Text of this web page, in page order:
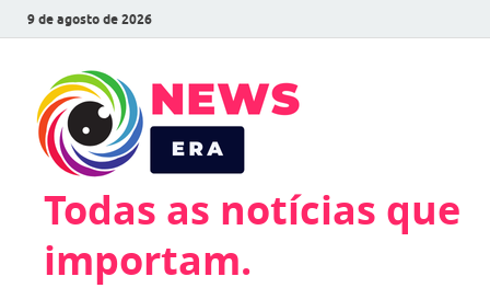
9 de agosto de 2026
Todas as notícias que
importam.